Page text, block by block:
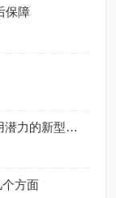
保障
CRISPR大牛张锋教授发现一类ji具应用潜力的新型基因编辑系统
方面